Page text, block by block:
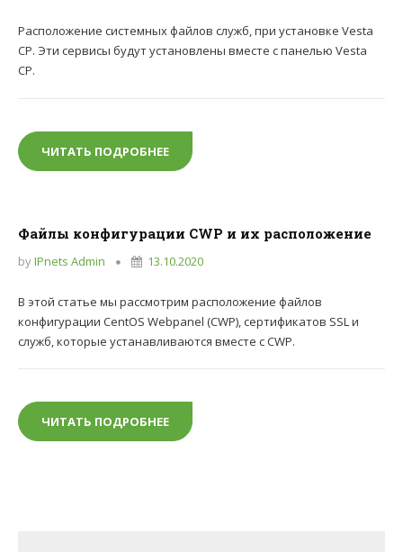
Расположение системных файлов служб, при установке Vesta
CP. Эти сервисы будут установлены вместе с панелью Vesta
CP.
ЧИТАТЬ ПОДРОБНЕЕ КОНФИГУРАЦИОННЫЕ ФАЙЛЫ
Файлы конфигурации CWP и их расположение
byIPnets Admin 13.10.2020
В этой статье мы рассмотрим расположение файлов
конфигурации CentOS Webpanel (CWP), сертификатов SSL и
служб, которые устанавливаются вместе с CWP.
ЧИТАТЬ ПОДРОБНЕЕ ФАЙЛЫ КОНФИГУРАЦИИ CWP И ИХ